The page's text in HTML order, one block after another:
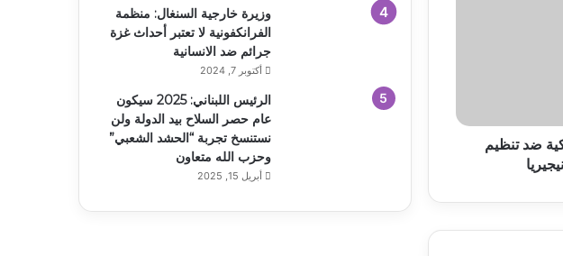
ضد تنظيم
وزيرة خارجية السنغال: منظمة
الفرانكفونية لا تعتبر أحداث غزة
جرائم ضد الانسانية
أكتوبر 7, 2024
الرئيس اللبناني: 2025 سيكون
عام حصر السلاح بيد الدولة ولن
نستنسخ تجربة “الحشد الشعبي”
وحزب الله متعاون
أبريل 15, 2025